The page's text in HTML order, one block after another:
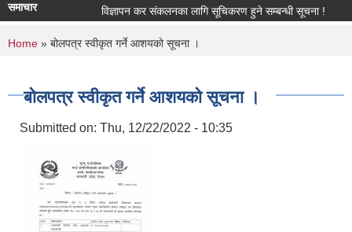
समाचार विज्ञापन कर संकलनका लागि सूचिकरण हुने सम्बन्धी सूचना !
You are here
Home » बोलपत्र स्वीकृत गर्ने आशयको सूचना ।
बोलपत्र स्वीकृत गर्ने आशयको सूचना ।
Submitted on: Thu, 12/22/2022 - 10:35